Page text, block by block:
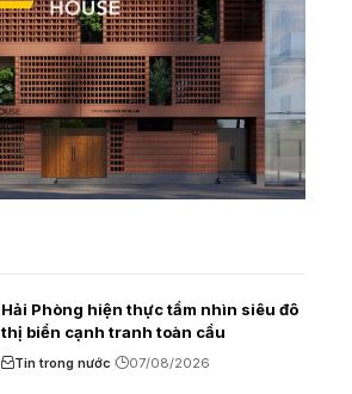
Hải Phòng hiện thực tầm nhìn siêu đô
thị biển cạnh tranh toàn cầu
Tin trong nước 07/08/2026